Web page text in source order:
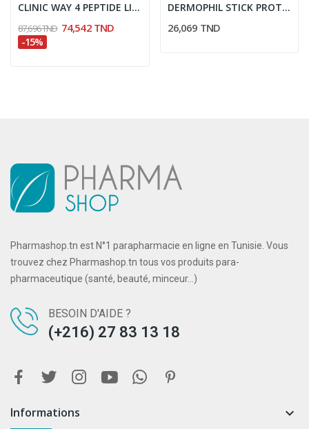
CLINIC WAY 4 PEPTIDE LIFTING CREME JOUR 50ML
87,696 TND 74,542 TND
-15%
DERMOPHIL STICK PROTECTION LEVRES DESSECHEES 4Gr
26,069 TND
Pharmashop.tn est N°1 parapharmacie en ligne en Tunisie. Vous
trouvez chez Pharmashop.tn tous vos produits para-
pharmaceutique (santé, beauté, minceur...)
BESOIN D'AIDE ?
(+216) 27 83 13 18
Informations 